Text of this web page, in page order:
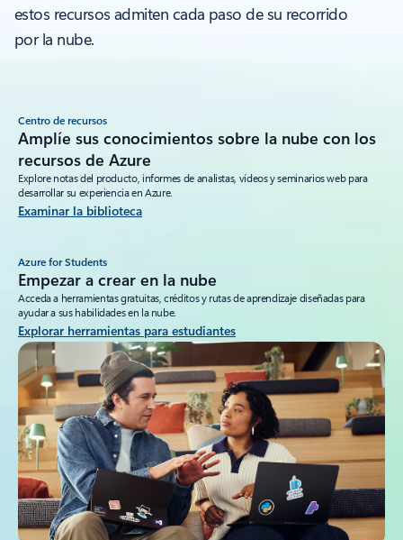
estos recursos admiten cada paso de su recorrido
por la nube.
Centro de recursos
Amplíe sus conocimientos sobre la nube con los
recursos de Azure
Explore notas del producto, informes de analistas, vídeos y seminarios web para
desarrollar su experiencia en Azure.
Examinar la biblioteca
Azure for Students
Empezar a crear en la nube
Acceda a herramientas gratuitas, créditos y rutas de aprendizaje diseñadas para
ayudar a sus habilidades en la nube.
Explorar herramientas para estudiantes